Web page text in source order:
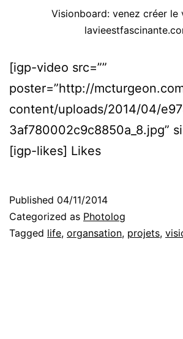
Visionboard: venez créer le
[igp-video src=””
poster=”http://
content/uploads/2014/04/
3af780002c9c8850a_8.jpg”
[igp-likes] Likes
Published 04/11/2014
Categorized as Photolog
Tagged life, organsation, projets,